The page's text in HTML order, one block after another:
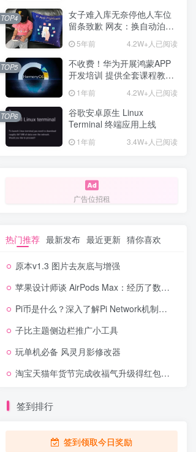
女子难入库无奈停他人车位
留条致歉 网友：换自动泊车
5年前 4.2W+人已阅读
TOP4
不收费！华为开展鸿蒙APP
开发培训 提供全套课程教学
1年前 4.2W+人已阅读
TOP5
谷歌安卓原生 Linux
Terminal 终端应用上线
1年前 3.4W+人已阅读
TOP6
广告位招租
热门推荐 最新发布 最近更新 猜你喜欢
原本v1.3 图片去灰底与增强
苹果设计师谈 AirPods Max：经历了数百次不同的设计迭代
Pi币是什么？深入了解Pi Network机制及未来发展。
子比主题侧边栏推广小工具
玩单机必备 风灵月影修改器
淘宝天猫年货节完成收福气升级得红包等奖励
签到排行
签到领取今日奖励